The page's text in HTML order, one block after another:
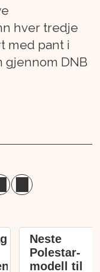
hver tredje
med pant i
gjennom DNB
Neste
Polestar-
modell til